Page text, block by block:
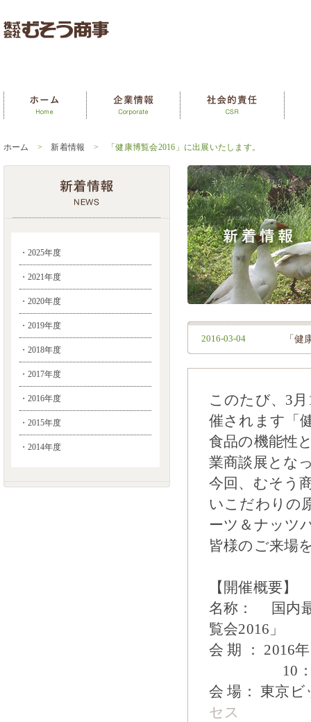
ホーム > 新着情報 > 「健康博覧会2016」に出展いたします。
・2025年度
・2021年度
・2020年度
・2019年度
・2018年度
・2017年度
・2016年度
・2015年度
・2014年度
2016-03-04 「健
このたび、3
催されます「
食品の機能性
業商談展とな
今回、むそう
いこだわりの
ーツ＆ナッツ
皆様のご来場
【開催概要】
名称： 国内
覧会2016」
会 期 ： 2016
10：00
会 場： 東京
セス